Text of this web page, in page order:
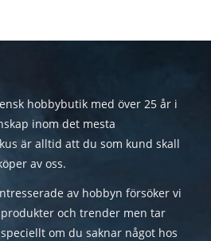
hobbybutik med över 25 år i
inom det mesta
är alltid att du som kund skall
av oss.
av hobbyn försöker vi
och trender men tar
om du saknar något hos